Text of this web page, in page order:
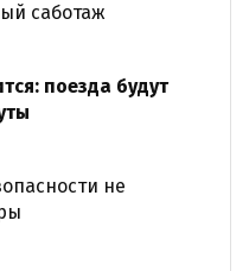
саботаж
поезда будут
не